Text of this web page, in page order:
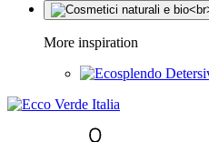
More inspiration